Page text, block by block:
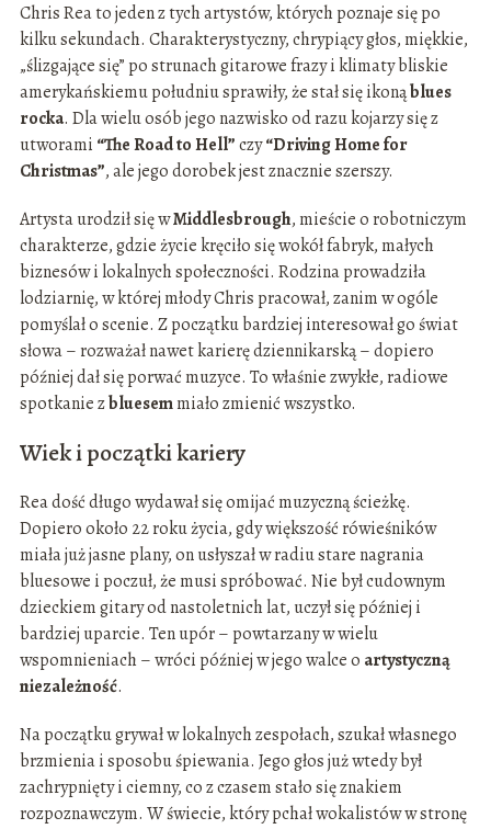
Chris Rea to jeden z tych artystów, których poznaje się po
kilku sekundach. Charakterystyczny, chrypiący głos, miękkie,
„ślizgające się” po strunach gitarowe frazy i klimaty bliskie
amerykańskiemu południu sprawiły, że stał się ikonąblues
rocka. Dla wielu osób jego nazwisko od razu kojarzy się z
utworami “The Road to Hell”czy“Driving Home for
Christmas”, ale jego dorobek jest znacznie szerszy.
Artysta urodził się wMiddlesbrough, mieście o robotniczym
charakterze, gdzie życie kręciło się wokół fabryk, małych
biznesów i lokalnych społeczności. Rodzina prowadziła
lodziarnię, w której młody Chris pracował, zanim w ogóle
pomyślał o scenie. Z początku bardziej interesował go świat
słowa – rozważał nawet karierę dziennikarską – dopiero
później dał się porwać muzyce. To właśnie zwykłe, radiowe
spotkanie zbluesemmiało zmienić wszystko.
Wiek i początki kariery
Rea dość długo wydawał się omijać muzyczną ścieżkę.
Dopiero około 22 roku życia, gdy większość rówieśników
miała już jasne plany, on usłyszał w radiu stare nagrania
bluesowe i poczuł, że musi spróbować. Nie był cudownym
dzieckiem gitary od nastoletnich lat, uczył się później i
bardziej uparcie. Ten upór – powtarzany w wielu
wspomnieniach – wróci później w jego walce o artystyczną
niezależność.
Na początku grywał w lokalnych zespołach, szukał własnego
brzmienia i sposobu śpiewania. Jego głos już wtedy był
zachrypnięty i ciemny, co z czasem stało się znakiem
rozpoznawczym. W świecie, który pchał wokalistów w stronę